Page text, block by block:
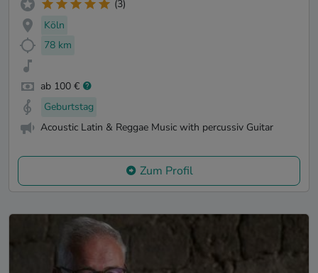
(3)
Köln
78 km
ab 100 €
Geburtstag
Acoustic Latin & Reggae Music with percussiv Guitar
Zum Profil